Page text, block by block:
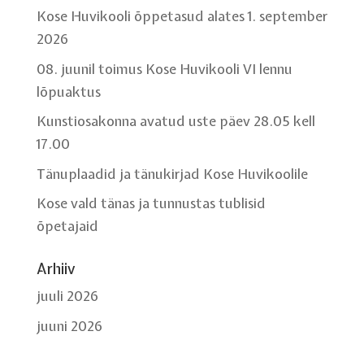
Kose Huvikooli õppetasud alates 1. september
2026
08. juunil toimus Kose Huvikooli VI lennu
lõpuaktus
Kunstiosakonna avatud uste päev 28.05 kell
17.00
Tänuplaadid ja tänukirjad Kose Huvikoolile
Kose vald tänas ja tunnustas tublisid
õpetajaid
Arhiiv
juuli 2026
juuni 2026